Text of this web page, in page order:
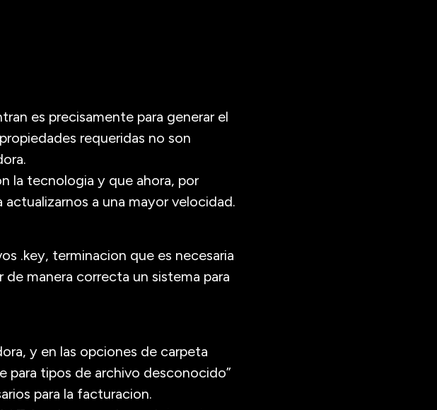
es precisamente para generar el
requeridas no son
la tecnologia y que ahora, por
a una mayor velocidad.
.key, terminacion que es necesaria
manera correcta un sistema para
y en las opciones de carpeta
para tipos de archivo desconocido”
para la facturacion.